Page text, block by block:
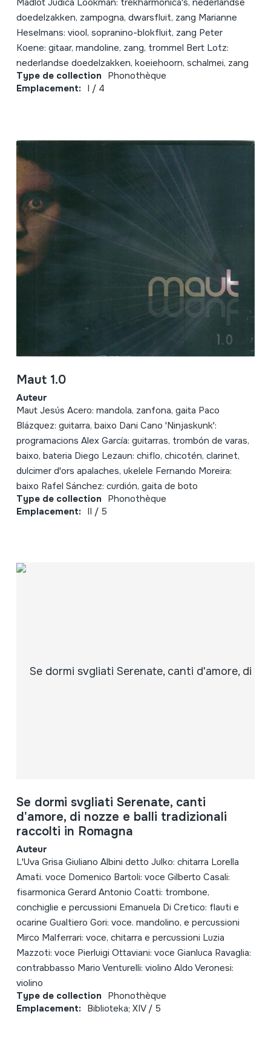
Madlot Judica Lookman: trekharmonica's, nederlandse
doedelzakken, zampogna, dwarsfluit, zang Marianne
Heselmans: viool, sopranino-blokfluit, zang Peter
Koene: gitaar, mandoline, zang, trommel Bert Lotz:
nederlandse doedelzakken, koeiehoorn, schalmei, zang
Type de collection Phonothèque
Emplacement: I / 4
Maut 1.0
Auteur
Maut Jesús Acero: mandola, zanfona, gaita Paco
Blázquez: guitarra, baixo Dani Cano 'Ninjaskunk':
programacions Alex García: guitarras, trombón de varas,
baixo, bateria Diego Lezaun: chiflo, chicotén, clarinet,
dulcimer d'ors apalaches, ukelele Fernando Moreira:
baixo Rafel Sánchez: curdión, gaita de boto
Type de collection Phonothèque
Emplacement: II / 5
Se dormi svgliati Serenate, canti
d'amore, di nozze e balli tradizionali
raccolti in Romagna
Auteur
L'Uva Grisa Giuliano Albini detto Julko: chitarra Lorella
Amati. voce Domenico Bartoli: voce Gilberto Casali:
fisarmonica Gerard Antonio Coatti: trombone,
conchiglie e percussioni Emanuela Di Cretico: flauti e
ocarine Gualtiero Gori: voce. mandolino, e percussioni
Mirco Malferrari: voce, chitarra e percussioni Luzia
Mazzoti: voce Pierluigi Ottaviani: voce Gianluca Ravaglia:
contrabbasso Mario Venturelli: violino Aldo Veronesi:
violino
Type de collection Phonothèque
Emplacement: Biblioteka; XIV / 5